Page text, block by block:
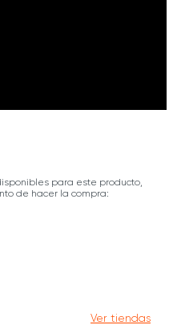
para este producto,
de hacer la compra:
Ver tiendas